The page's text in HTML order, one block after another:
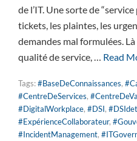
de l’IT. Une sorte de
tickets, les plaintes, les
demandes mal formulées.
qualité de service, … Read
Tags:#BaseDeConnaissances,
#CentreDeServices,
#DigitalWorkplace, #DSI,
#ExpérienceCollaborateur,
#IncidentManagement,